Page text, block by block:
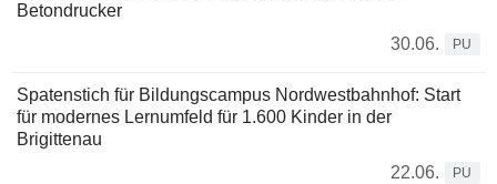
Betondrucker
30.06.
PU
Spatenstich für Bildungscampus Nordwestbahnhof: Start
für modernes Lernumfeld für 1.600 Kinder in der
Brigittenau
22.06.
PU